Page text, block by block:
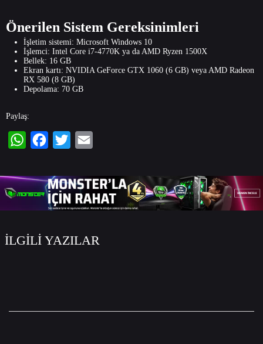
Önerilen Sistem Gereksinimleri
İşletim sistemi: Microsoft Windows 10
İşlemci: Intel Core i7-4770K ya da AMD Ryzen 1500X
Bellek: 16 GB
Ekran kartı: NVIDIA GeForce GTX 1060 (6 GB) veya AMD Radeon
RX 580 (8 GB)
Depolama: 70 GB
Paylaş:
İLGİLİ YAZILAR